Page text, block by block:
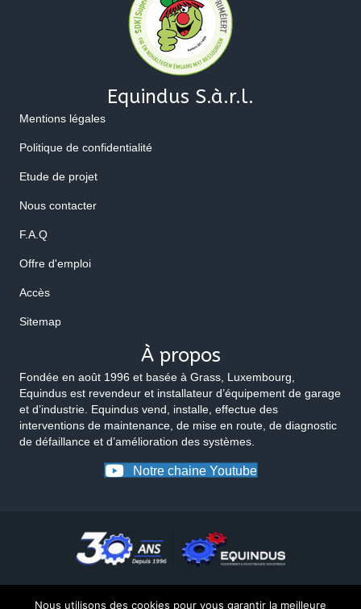
Equindus S.à.r.l.
Mentions légales
Politique de confidentialité
Etude de projet
Nous contacter
F.A.Q
Offre d'emploi
Accès
Sitemap
À propos
Fondée en août 1996 et basée à Grass, Luxembourg,
Equindus est revendeur et installateur d’équipement de garage
et d’industrie. Equindus vend, installe, effectue des
interventions de maintenance, de mise en route, de diagnostic
de défaillance et d’amélioration des systèmes.
Notre chaine Youtube
Nous utilisons des cookies pour vous garantir la meilleure